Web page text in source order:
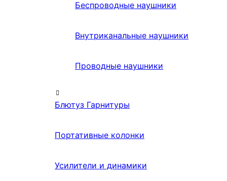
Беспроводные наушники
Внутриканальные наушники
Проводные наушники
Блютуз Гарнитуры
Портативные колонки
Усилители и динамики